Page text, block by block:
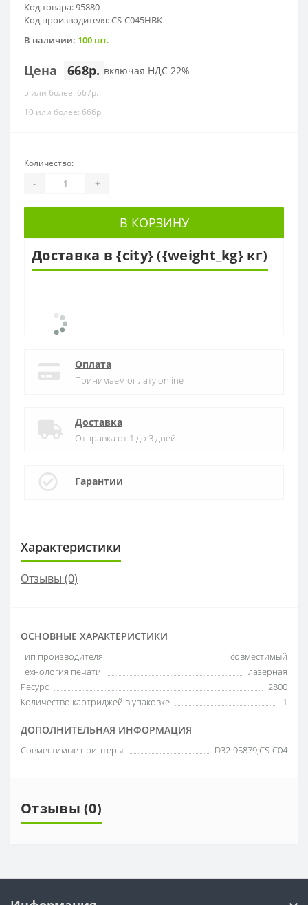
Код товара: 95880
Код производителя: CS-C045HBK
В наличии: 100 шт.
Цена 668р. включая НДС 22%
5 или более: 667р.
10 или более: 666р.
Количество:
- +
В КОРЗИНУ
Доставка в {city} ({weight_kg} кг)
Оплата
Принимаем оплату online
Доставка
Отправка от 1 до 3 дней
Гарантии
Характеристики
Отзывы (0)
ОСНОВНЫЕ ХАРАКТЕРИСТИКИ
Тип производителя
совместимый
Технология печати
лазерная
Ресурс
2800
Количество картриджей в упаковке
1
ДОПОЛНИТЕЛЬНАЯ ИНФОРМАЦИЯ
Совместимые принтеры D32-95879;CS-C04
Отзывы (0)